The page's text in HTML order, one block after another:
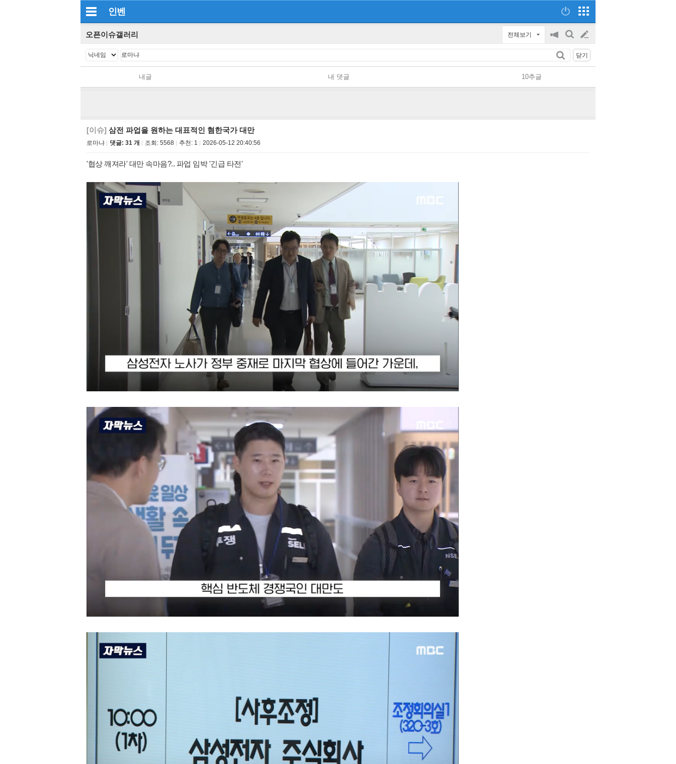
인벤
오픈이슈갤러리 전체보기
공
지
on/off
검
글
쓰
닫기
내글 내 댓글 10추글
[이슈] 삼전 파업을 원하는 대표적인 혐한국가 대만
로마냐 댓글: 31 개 조회: 5568 추천: 1 2026-05-12 20:40:56
'협상 깨져라' 대만 속마음?.. 파업 임박 '긴급 타전'